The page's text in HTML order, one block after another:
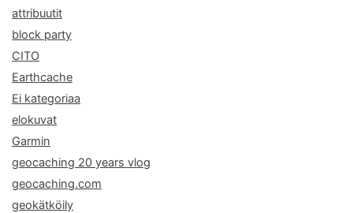
attribuutit
block party
CITO
Earthcache
Ei kategoriaa
elokuvat
Garmin
geocaching 20 years vlog
geocaching.com
geokätköily